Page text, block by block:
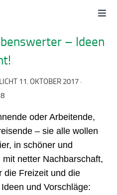
– Ideen
11. OKTOBER 2017 ·
oder Arbeitende,
– sie alle wollen
in schöner und
netter Nachbarschaft,
die Freizeit und die
und Vorschläge: